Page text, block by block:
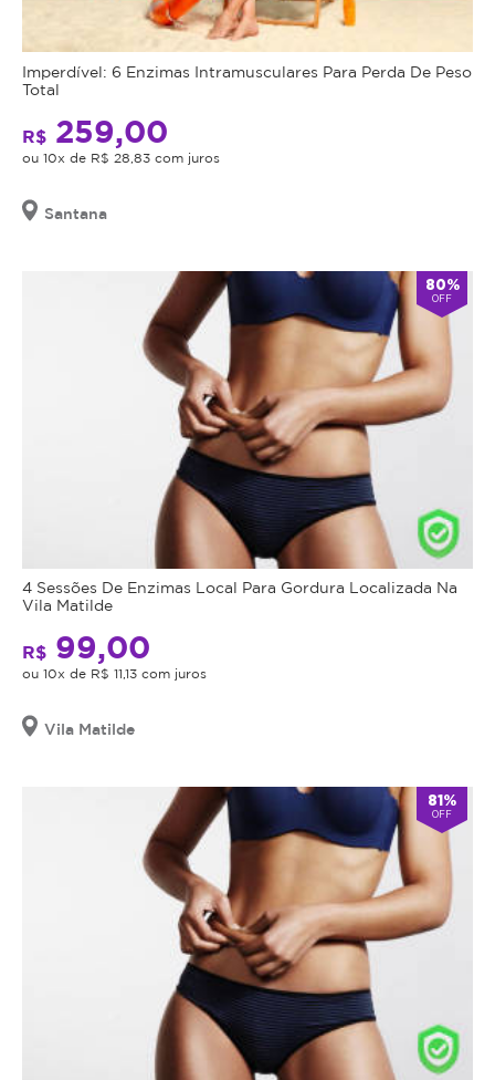
Imperdível: 6 Enzimas Intramusculares Para Perda De Peso
Total
R$ 259,00
ou 10x de R$ 28,83 com juros
Santana
80%
OFF
4 Sessões De Enzimas Local Para Gordura Localizada Na
Vila Matilde
R$ 99,00
ou 10x de R$ 11,13 com juros
Vila Matilde
81%
OFF